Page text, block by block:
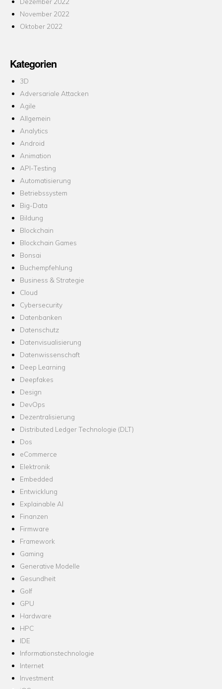
November 2022
Oktober 2022
Kategorien
3D
Adversariale Attacken
Agile
Allgemein
Analytics
Android
Animation
API-Testing
Automatisierung
Betriebssystem
Big-Data
Bildung
Blockchain
Blockchain Games
Bonsai
Buchempfehlung
Business & Strategie
Cloud
Cybersecurity
Datenbanken
Datenschutz
Datenvisualisierung
Datenwissenschaft
Deep Learning
Deepfakes
Design
DevOps
Dezentralisierung
Distributed Ledger Technologie (DLT)
Dos
eCommerce
Elektronik
Embedded
Entwicklung
Explainable AI
Finanzen
Firmware
Framework
Gaming
Generative Modelle
Gesundheit
Golf
GPU
Hardware
HPC
IDE
Informationstechnologie
Internet
Investment